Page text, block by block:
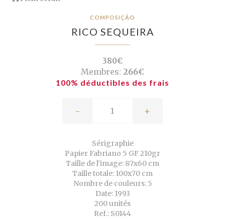
COMPOSIÇÃO
RICO SEQUEIRA
380€
Membres: 266€
100% déductibles des frais
- +
Sérigraphie
Papier Fabriano 5 GF 210gr
Taille de l'image: 87x60 cm
Taille totale: 100x70 cm
Nombre de couleurs: 5
Date: 1993
200 unités
Ref.: S0144